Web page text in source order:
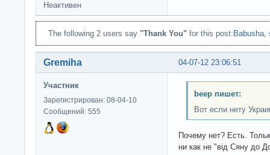
Неактивен
The following 2 users say "Thank You" for this post: Babusha,
04-07-12 23:06:51
Gremiha
Участник
Зарегистрирован: 08-04-10
Сообщений: 555
beep пишет:
Вот если нету
Почему нет? Есть.
ни как не "вiд Сяну до